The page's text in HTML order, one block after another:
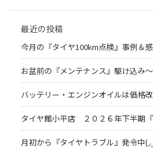
最近の投稿
今月の『タイヤ100km点検』事例＆
お盆前の『メンテナンス』駆け込み
バッテリー・エンジンオイルは価格
タイヤ館小平店 ２０２６年下半期
月初から『タイヤトラブル』発令中